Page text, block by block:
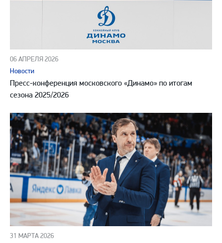
06 АПРЕЛЯ 2026
Новости
Пресс-конференция московского «Динамо» по итогам
сезона 2025/2026
31 МАРТА 2026